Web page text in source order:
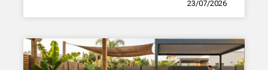
23/07/2026